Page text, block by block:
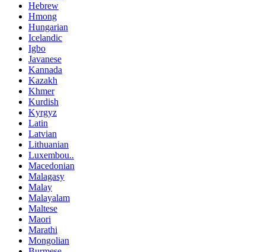
Hebrew
Hmong
Hungarian
Icelandic
Igbo
Javanese
Kannada
Kazakh
Khmer
Kurdish
Kyrgyz
Latin
Latvian
Lithuanian
Luxembou..
Macedonian
Malagasy
Malay
Malayalam
Maltese
Maori
Marathi
Mongolian